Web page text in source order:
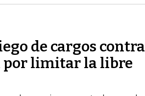
de cargos contra
por limitar la libre